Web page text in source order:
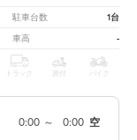
駐車台数 1台
車高 -
トラック 原付 バイク
0:00 ～ 0:00 空